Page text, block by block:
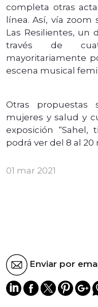
completa otras
línea. Así, vía
Las Resilientes, un
través de
mayoritariamente
escena musical
Otras propuestas
mujeres y salud y
exposición “Sahel,
podrá ver del 8 al 20
01 mar 2021
Enviar por